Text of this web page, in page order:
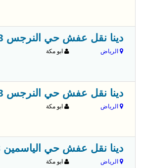
دينا نقل عفش حي النرجس 0532946423
الرياض ابو مكة
دينا نقل عفش حي النرجس 0532946423
الرياض ابو مكة
دينا نقل عفش حي الياسمين 0532946423
الرياض ابو مكة